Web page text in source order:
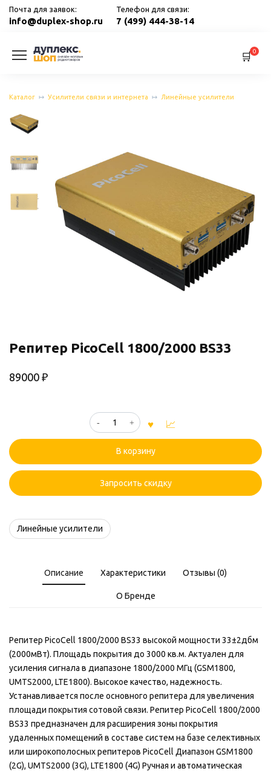
Перейти
Почта для заявок:
info@duplex-shop.ru
Телефон для связи:
7 (499) 444-38-14
0
Каталог Усилители связи и интернета Линейные усилители
Репитер PicoCell 1800/2000 BS33
89000 ₽
Количество
товара
PicoCell
1800/2000
BS33
В корзину
Запросить скидку
Линейные усилители
Описание Характеристики Отзывы (0)
О Бренде
Репитер PicoCell 1800/2000 BS33 высокой мощности 33±2дбм
(2000мВт). Площадь покрытия до 3000 кв.м. Актуален для
усиления сигнала в диапазоне 1800/2000 МГц (GSM1800,
UMTS2000, LTE1800). Высокое качество, надежность.
Устанавливается после основного репитера для увеличения
площади покрытия сотовой связи. Репитер PicoCell 1800/2000
BS33 предназначен для расширения зоны покрытия
удаленных помещений в составе систем на базе селективных
или широкополосных репитеров PicoCell Диапазон GSM1800
(2G), UMTS2000 (3G), LTE1800 (4G) Ручная и автоматическая